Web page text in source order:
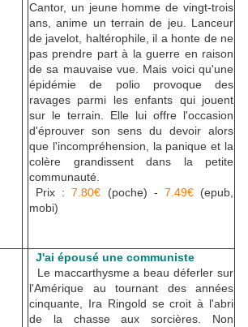
Cantor, un jeune homme de vingt-trois
ans, anime un terrain de jeu. Lanceur
de javelot, haltérophile, il a honte de ne
pas prendre part à la guerre en raison
de sa mauvaise vue. Mais voici qu'une
épidémie de polio provoque des
ravages parmi les enfants qui jouent
sur le terrain. Elle lui offre l'occasion
d'éprouver son sens du devoir alors
que l'incompréhension, la panique et la
colère grandissent dans la petite
communauté.
Prix :7.80€ (poche) - 7.49€(epub,
mobi)
J'ai épousé une communiste
Le maccarthysme a beau déferler sur
l'Amérique au tournant des années
cinquante, Ira Ringold se croit à l'abri
de la chasse aux sorcières. Non